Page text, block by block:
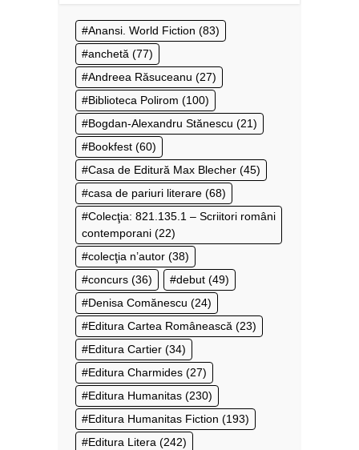
Anansi. World Fiction (83)
anchetă (77)
Andreea Răsuceanu (27)
Biblioteca Polirom (100)
Bogdan-Alexandru Stănescu (21)
Bookfest (60)
Casa de Editură Max Blecher (45)
casa de pariuri literare (68)
Colecţia: 821.135.1 – Scriitori români
contemporani (22)
colecţia n’autor (38)
concurs (36) debut (49)
Denisa Comănescu (24)
Editura Cartea Românească (23)
Editura Cartier (34)
Editura Charmides (27)
Editura Humanitas (230)
Editura Humanitas Fiction (193)
Editura Litera (242)